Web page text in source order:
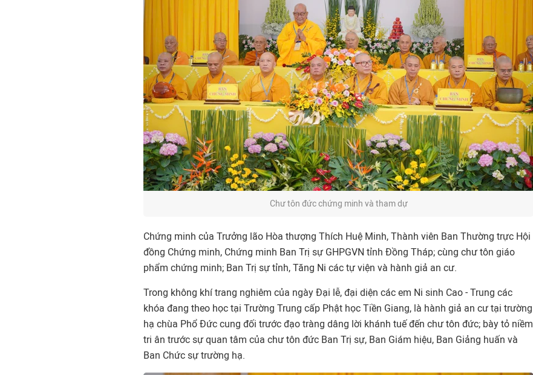
Chư tôn đức chứng minh và tham dự
Chứng minh của Trưởng lão Hòa thượng Thích Huệ Minh, Thành viên Ban Thường trực Hội
đồng Chứng minh, Chứng minh Ban Trị sự GHPGVN tỉnh Đồng Tháp; cùng chư tôn giáo
phẩm chứng minh; Ban Trị sự tỉnh, Tăng Ni các tự viện và hành giả an cư.
Trong không khí trang nghiêm của ngày Đại lễ, đại diện các em Ni sinh Cao - Trung các
khóa đang theo học tại Trường Trung cấp Phật học Tiền Giang, là hành giả an cư tại trường
hạ chùa Phổ Đức cung đối trước đạo tràng dâng lời khánh tuế đến chư tôn đức; bày tỏ niềm
tri ân trước sự quan tâm của chư tôn đức Ban Trị sự, Ban Giám hiệu, Ban Giảng huấn và
Ban Chức sự trường hạ.